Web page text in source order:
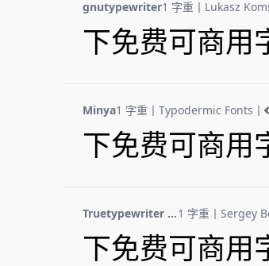
gnutypewriter1 字重 丨 Lukasz
下免费可商用
Minya1 字重 丨 Typodermic Fonts 丨
下免费可商用
Truetypewriter PolyglOTT1 字重 丨 Sergey
下免费可商用